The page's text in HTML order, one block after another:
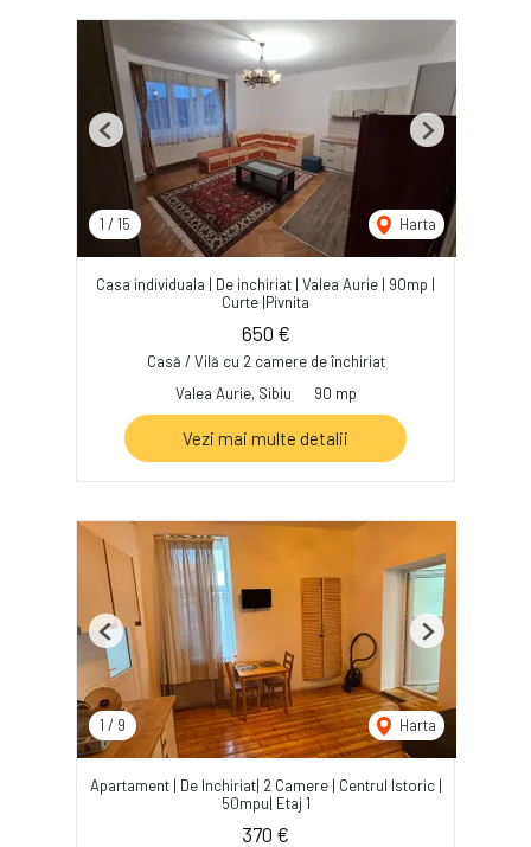
1 / 15 Harta
Previous Next
Casa individuala | De inchiriat | Valea Aurie | 90mp |
Curte |Pivnita
650 €
Casă / Vilă cu 2 camere de închiriat
Valea Aurie, Sibiu
90 mp
Vezi mai multe detalii
1 / 9 Harta
Previous Next
Apartament | De Inchiriat| 2 Camere | Centrul Istoric |
50mpu| Etaj 1
370 €